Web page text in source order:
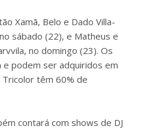
Xamã, Belo e Dado Villa-
sábado (22), e Matheus e
no domingo (23). Os
podem ser adquiridos em
têm 60% de
contará com shows de DJ